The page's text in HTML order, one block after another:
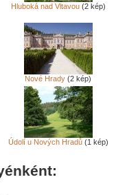
Hluboká nad Vltavou(2 kép)
Nové Hrady (2 kép)
Údolí u Nových Hradů(1 kép)